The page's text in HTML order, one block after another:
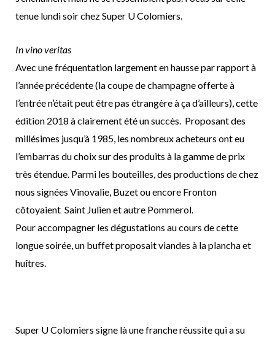
tenue lundi soir chez Super U Colomiers.
In vino veritas
Avec une fréquentation largement en hausse par rapport à
l’année précédente (la coupe de champagne offerte à
l’entrée n’était peut être pas étrangère à ça d’ailleurs), cette
édition 2018 à clairement été un succès. Proposant des
millésimes jusqu’à 1985, les nombreux acheteurs ont eu
l’embarras du choix sur des produits à la gamme de prix
très étendue. Parmi les bouteilles, des productions de chez
nous signées Vinovalie, Buzet ou encore Fronton
côtoyaient Saint Julien et autre Pommerol.
Pour accompagner les dégustations au cours de cette
longue soirée, un buffet proposait viandes à la plancha et
huîtres.
Super U Colomiers signe là une franche réussite qui a su